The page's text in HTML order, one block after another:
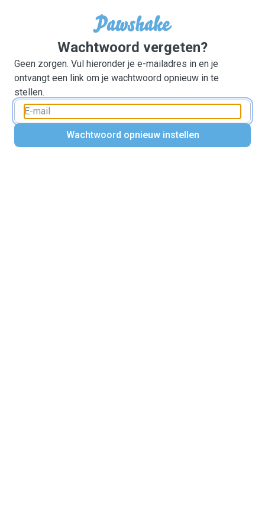
Wachtwoord vergeten?
Geen zorgen. Vul hieronder je e-mailadres in en je
ontvangt een link om je wachtwoord opnieuw in te
stellen.
Wachtwoord opnieuw instellen